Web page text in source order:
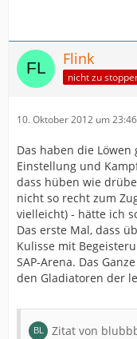
Flink
nicht zu
10. Oktober 2012 um 23:46
Das haben die
Einstellung und
dass hüben wie
nicht so recht zum
vielleicht) - hätte ich
Das erste Mal, dass
Kulisse mit
SAP-Arena. Das
den Gladiatoren der
Zitat von